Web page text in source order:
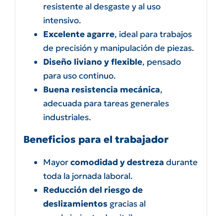
resistente al desgaste y al uso
intensivo.
Excelente agarre, ideal para trabajos
de precisión y manipulación de piezas.
Diseño liviano y flexible, pensado
para uso continuo.
Buena resistencia mecánica,
adecuada para tareas generales
industriales.
Beneficios para el trabajador
Mayorcomodidad y destreza durante
toda la jornada laboral.
Reducción del riesgo de
deslizamientosgracias al